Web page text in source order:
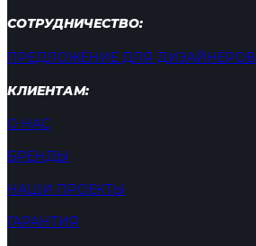
СОТРУДНИЧЕСТВО:
ПРЕДЛОЖЕНИЕ ДЛЯ ДИЗАЙНЕРОВ
КЛИЕНТАМ:
О НАС
БРЕНДЫ
НАШИ ПРОЕКТЫ
ГАРАНТИЯ